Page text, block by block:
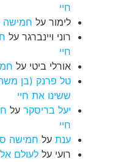
חיי
לימור על חמישה
רוני ויינברגר על
חיי
אורלי ביטי על
טל פרנק (בן
ששינו את חיי
יעל בריסקר על
חיי
ענת על חמישה
רועי על לעולם